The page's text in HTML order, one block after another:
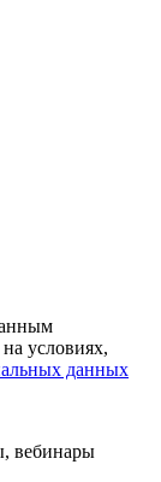
условиях,
данных
вебинары